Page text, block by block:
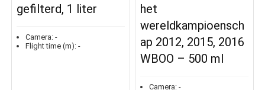
gefilterd, 1 liter
Camera: -
Flight time (m): -
het
wereldkampioensch
ap 2012, 2015, 2016
WBOO – 500 ml
Camera: -